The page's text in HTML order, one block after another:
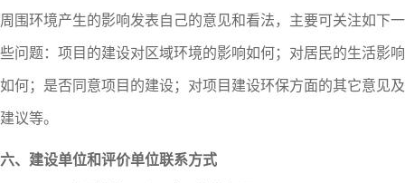
周围环境产生的影响发表自己的意见和看法，主要可关注如下一
些问题：项目的建设对区域环境的影响如何；对居民的生活影响
如何；是否同意项目的建设；对项目建设环保方面的其它意见及
建议等。
六、建设单位和评价单位联系方式